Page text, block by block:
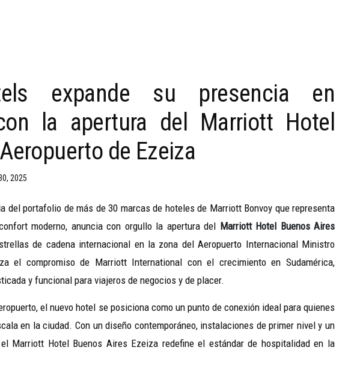
expande su presencia en
la apertura del Marriott Hotel
de Ezeiza
2025
del portafolio de más de 30 marcas de hoteles de Marriott Bonvoy que representa
moderno, anuncia con orgullo la apertura del Marriott Hotel Buenos Aires
de cadena internacional en la zona del Aeropuerto Internacional Ministro
el compromiso de Marriott International con el crecimiento en Sudamérica,
y funcional para viajeros de negocios y de placer.
el nuevo hotel se posiciona como un punto de conexión ideal para quienes
en la ciudad. Con un diseño contemporáneo, instalaciones de primer nivel y un
Marriott Hotel Buenos Aires Ezeiza redefine el estándar de hospitalidad en la